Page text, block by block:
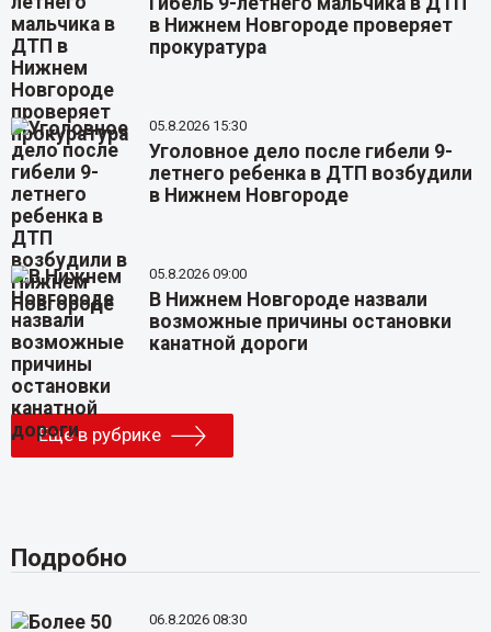
в Нижнем Новгороде проверяет
прокуратура
05.8.2026 15:30
Уголовное дело после гибели 9-
летнего ребенка в ДТП возбудили
в Нижнем Новгороде
05.8.2026 09:00
В Нижнем Новгороде назвали
возможные причины остановки
канатной дороги
Еще в рубрике
Подробно
06.8.2026 08:30